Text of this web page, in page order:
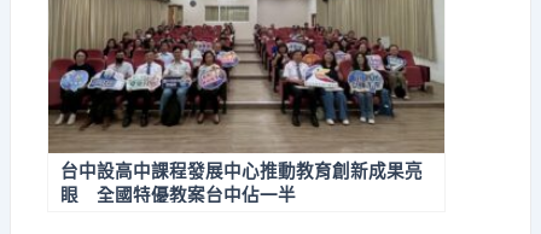
台中設高中課程發展中心推動教育創新成果亮
眼 全國特優教案台中佔一半